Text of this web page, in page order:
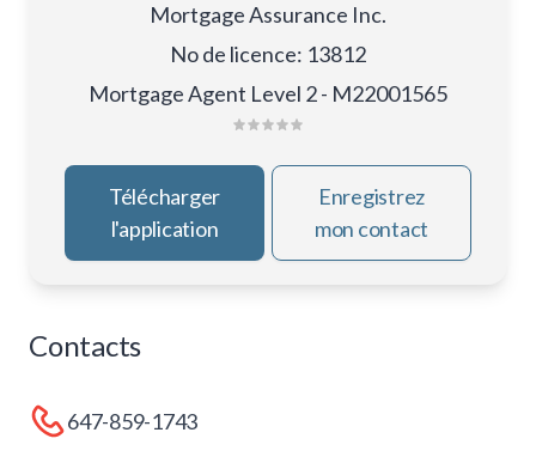
Mortgage Assurance Inc.
No de licence: 13812
Mortgage Agent Level 2 - M22001565
Télécharger
l'application
Enregistrez
mon contact
Contacts
647-859-1743